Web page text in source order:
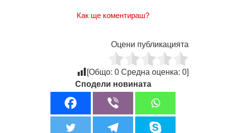
Как ще коментираш?
Оцени публикацията
[Общо: 0 Средна оценка: 0]
Сподели новината